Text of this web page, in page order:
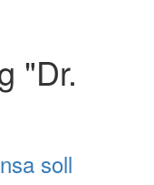
"Dr.
soll